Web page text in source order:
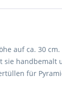
auf ca. 30
handbemalt
für